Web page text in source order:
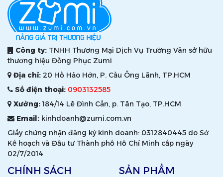
Công ty: TNHH Thương Mại Dịch Vụ Trường Vân sở hữu
thương hiệu Đồng Phục Zumi
Địa chỉ: 20 Hồ Hảo Hớn, P. Cầu Ông Lãnh, TP.HCM
Số điện thoại: 0903132585
Xưởng:184/14 Lê Đình Cẩn, p. Tân Tạo, TP.HCM
Email: kinhdoanh@zumi.com.vn
Giấy chứng nhận đăng ký kinh doanh: 0312840445 do Sở
Kế hoạch và Đầu tư Thành phố Hồ Chí Minh cấp ngày
02/7/2014
CHÍNH SÁCH SẢN PHẨM